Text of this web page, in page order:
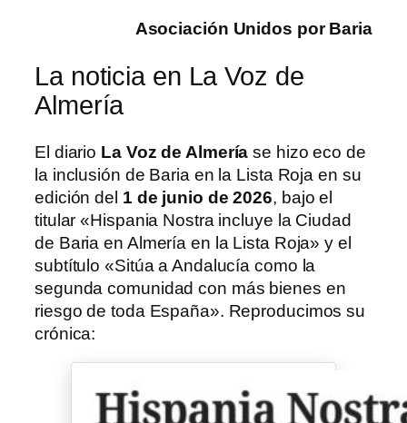
Asociación Unidos por Baria
La noticia en La Voz de
Almería
El diario La Voz de Almería se hizo eco de
la inclusión de Baria en la Lista Roja en su
edición del 1 de junio de 2026, bajo el
titular «Hispania Nostra incluye la Ciudad
de Baria en Almería en la Lista Roja» y el
subtítulo «Sitúa a Andalucía como la
segunda comunidad con más bienes en
riesgo de toda España». Reproducimos su
crónica: